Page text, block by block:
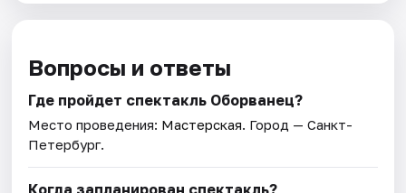
Вопросы и ответы
Где пройдет спектакль Оборванец?
Место проведения: Мастерская. Город — Санкт-
Петербург.